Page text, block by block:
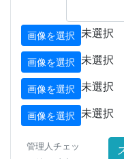
画像を選択 未選択
画像を選択 未選択
画像を選択 未選択
画像を選択 未選択
管理人チェッ